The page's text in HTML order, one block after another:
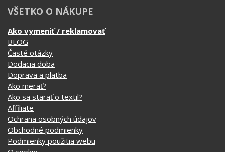
Časté otázky
Dodacia doba
Doprava a platba
Ako merať?
Ako sa starať o textil?
Affiliate
Ochrana osobných údajov
Obchodné podmienky
Podmienky použitia webu
O cookie
KONTAKTY